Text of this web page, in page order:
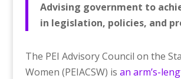
Advising government to
in legislation, policies, and
The PEI Advisory Council on the
Women (PEIACSW) is an arm’s-